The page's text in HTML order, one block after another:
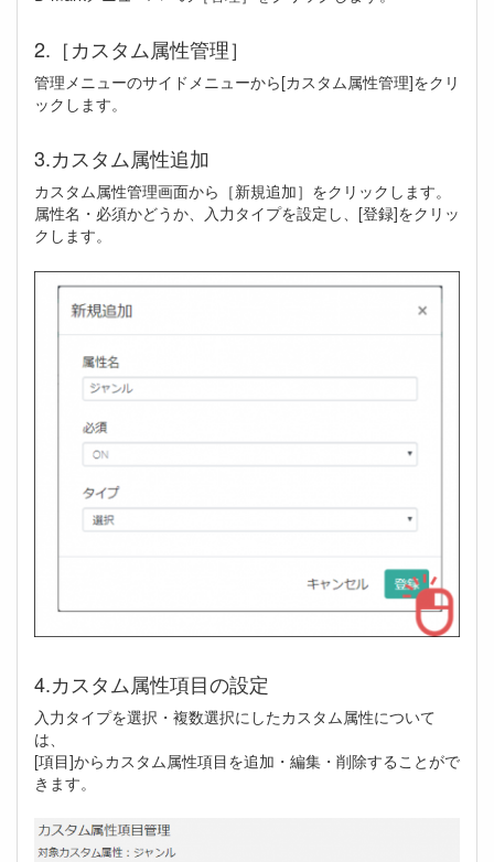
2.［カスタム属性管理］
管理メニューのサイドメニューから[カスタム属性管理]をクリ
ックします。
3.カスタム属性追加
カスタム属性管理画面から［新規追加］をクリックします。
属性名・必須かどうか、入力タイプを設定し、[登録]をクリッ
クします。
4.カスタム属性項目の設定
入力タイプを選択・複数選択にしたカスタム属性について
は、
[項目]からカスタム属性項目を追加・編集・削除することがで
きます。